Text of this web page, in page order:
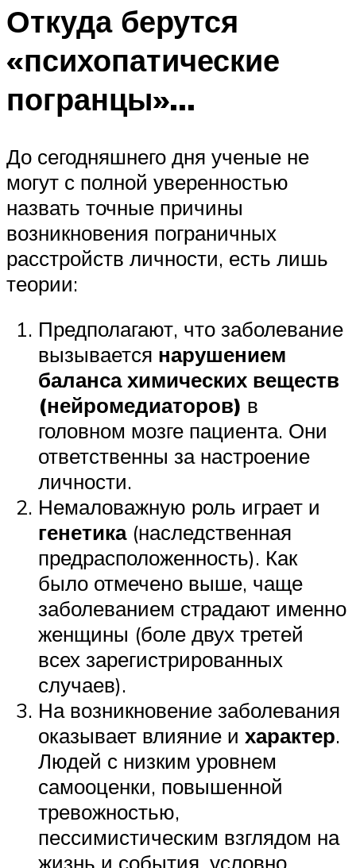
Откуда берутся
«психопатические
погранцы»…
До сегодняшнего дня ученые не
могут с полной уверенностью
назвать точные причины
возникновения пограничных
расстройств личности, есть лишь
теории:
Предполагают, что заболевание
вызывается нарушением
баланса химических веществ
(нейромедиаторов) в
головном мозге пациента. Они
ответственны за настроение
личности.
Немаловажную роль играет и
генетика(наследственная
предрасположенность). Как
было отмечено выше, чаще
заболеванием страдают именно
женщины (боле двух третей
всех зарегистрированных
случаев).
На возникновение заболевания
оказывает влияние и характер.
Людей с низким уровнем
самооценки, повышенной
тревожностью,
пессимистическим взглядом на
жизнь и события, условно